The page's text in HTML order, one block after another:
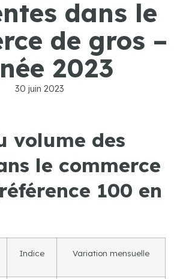
dans le
de gros –
2023
30 juin 2023
volume des
le commerce
100 en
Indice Variation mensuelle